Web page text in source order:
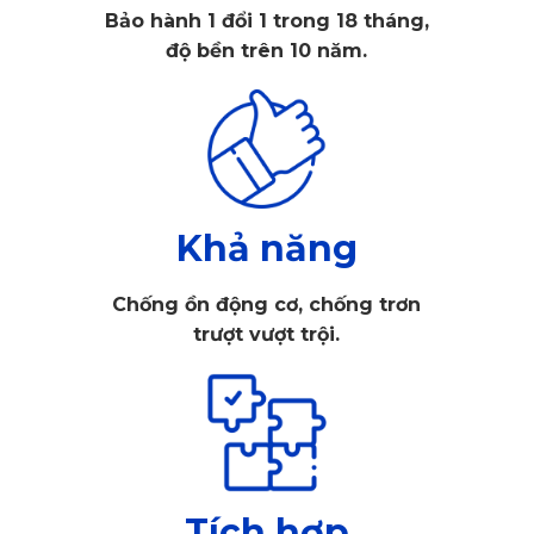
Camera hành trình KATA Dash KD001 Pro
Sản phẩm này có khả năng ghi hình 2K sắc nét, đảm bảo
chi tiết rõ ràng cả ban ngày và ban đêm. Bên cạnh đó,
Bảo hành 1 đổi 1 trong 18 tháng,
độ bền trên 10 năm.
Khả năng
Chống ồn động cơ, chống trơn
trượt vượt trội.